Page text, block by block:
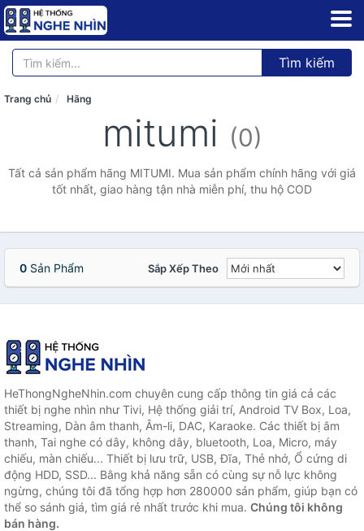
Tìm kiếm
Trang chủ Hãng
mitumi (0)
Tất cả sản phẩm hãng MITUMI. Mua sản phẩm chính hãng với giá
tốt nhất, giao hàng tận nhà miễn phí, thu hộ COD
0 Sản Phẩm Sắp Xếp Theo
HeThongNgheNhin.com chuyên cung cấp thông tin giá cả các
thiết bị nghe nhìn như Tivi, Hệ thống giải trí, Android TV Box, Loa,
Streaming, Dàn âm thanh, Âm-li, DAC, Karaoke. Các thiết bị âm
thanh, Tai nghe có dây, không dây, bluetooth, Loa, Micro, máy
chiếu, màn chiếu... Thiết bị lưu trữ, USB, Đĩa, Thẻ nhớ, Ổ cứng di
động HDD, SSD... Bằng khả năng sẵn có cùng sự nỗ lực không
ngừng, chúng tôi đã tổng hợp hơn 280000 sản phẩm, giúp bạn có
thể so sánh giá, tìm giá rẻ nhất trước khi mua. Chúng tôi không
bán hàng.